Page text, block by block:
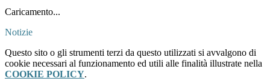
Caricamento...
Notizie
Questo sito o gli strumenti terzi da questo utilizzati si avvalgono di
cookie necessari al funzionamento ed utili alle finalità illustrate nella
COOKIE POLICY.